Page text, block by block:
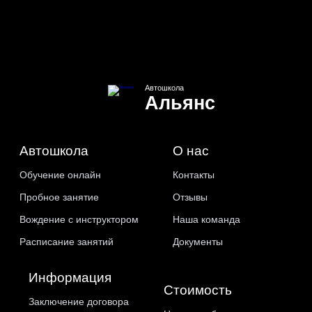
Автошкола
Альянс
Автошкола
Обучение онлайн
Пробное занятие
Вождение с инструктором
Расписание занятий
Стоимость
О нас
Контакты
Отзывы
Наша команда
Документы
Информация
Заключение договора